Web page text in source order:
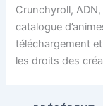
Crunchyroll,
catalogue
téléchargement
les droits des